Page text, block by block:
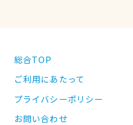
総合TOP
ご利用にあたって
プライバシーポリシー
お問い合わせ